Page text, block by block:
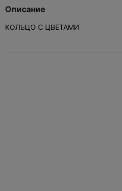
Описание
КОЛЬЦО С ЦВЕТАМИ